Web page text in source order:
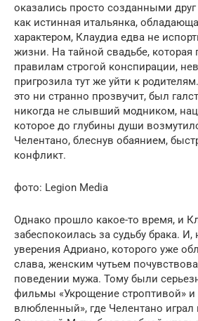
оказались просто созданными
как истинная итальянка,
характером, Клаудиа едва не
жизни. На тайной свадьбе,
правилам строгой конспирации,
пригрозила тут же уйти к
это ни странно прозвучит, был
никогда не слывший модником,
которое до глубины души
Челентано, блеснув обаянием,
конфликт.
фото: Legion Media
Однако прошло какое-то время, и
забеспокоилась за судьбу брака. И,
уверения Адриано, которого уже
слава, женским чутьем
поведении мужа. Тому были
фильмы «Укрощение строптивой» и
влюбленный», где Челентано